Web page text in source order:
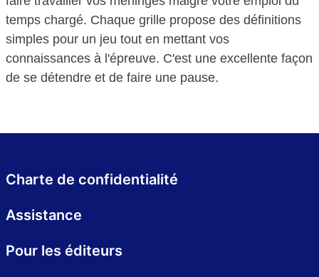
temps chargé. Chaque grille propose des définitions
simples pour un jeu tout en mettant vos
connaissances à l'épreuve. C'est une excellente façon
de se détendre et de faire une pause.
Charte de confidentialité
Assistance
Pour les éditeurs